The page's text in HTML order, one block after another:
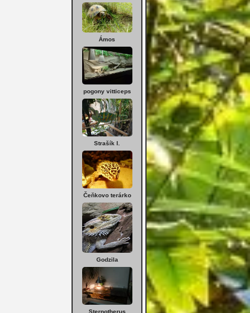
Ámos
pogony vitticeps
Strašík I.
Čeňkovo terárko
Godzila
Sternotherus